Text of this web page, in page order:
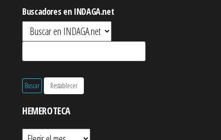
Buscadores en INDAGA.net
HEMEROTECA
Hemeroteca